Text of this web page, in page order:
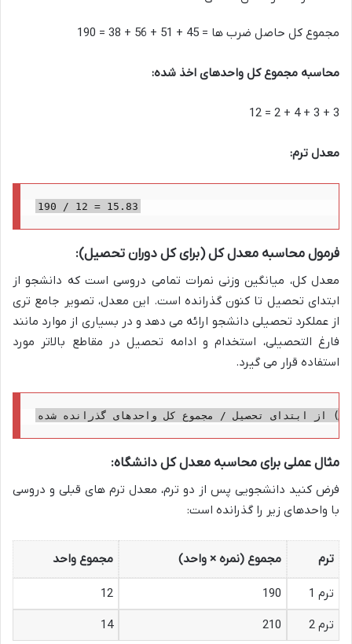
مجموع کل حاصل ضرب ها = 45 + 51 + 56 + 38 = 190
محاسبه مجموع کل واحدهای اخذ شده:
3 + 3 + 4 + 2 = 12
معدل ترم:
190 / 12 = 15.83
فرمول محاسبه معدل کل (برای کل دوران تحصیل):
معدل کل، میانگین وزنی نمرات تمامی دروسی است که دانشجو از
ابتدای تحصیل تا کنون گذرانده است. این معدل، تصویر جامع تری
از عملکرد تحصیلی دانشجو ارائه می دهد و در بسیاری از موارد مانند
فارغ التحصیلی، استخدام و ادامه تحصیل در مقاطع بالاتر مورد
استفاده قرار می گیرد.
از ابتدای تحصیل / مجموع کل واحدهای گذرانده شده
مثال عملی برای محاسبه معدل کل دانشگاه:
فرض کنید دانشجویی پس از دو ترم، معدل ترم های قبلی و دروسی
با واحدهای زیر را گذرانده است:
ترم مجموع (نمره × واحد) مجموع واحد
ترم 1 190
12
ترم 2
210
14